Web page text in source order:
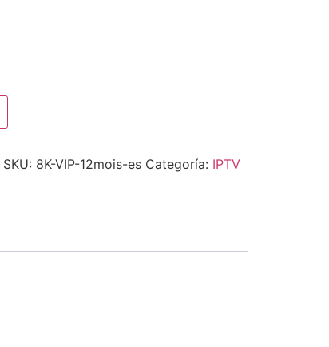
SKU: 8K-VIP-12mois-es Categoría: IPTV